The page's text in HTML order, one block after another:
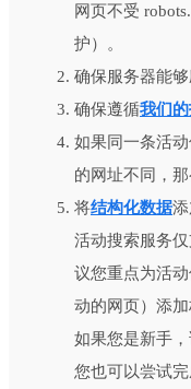
网页不受
护）。
确保服务器能
确保遵循我们
如果同一条活
的网址不同，
将结构化数据
活动搜索服务
议您重点为活
动的网页）添加
如果您是新手
您也可以尝试